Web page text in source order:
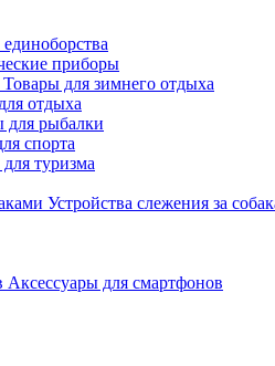
приборы
Товары для зимнего отдыха
отдыха
для рыбалки
спорта
туризма
Устройства слежения за
Аксессуары для смартфонов